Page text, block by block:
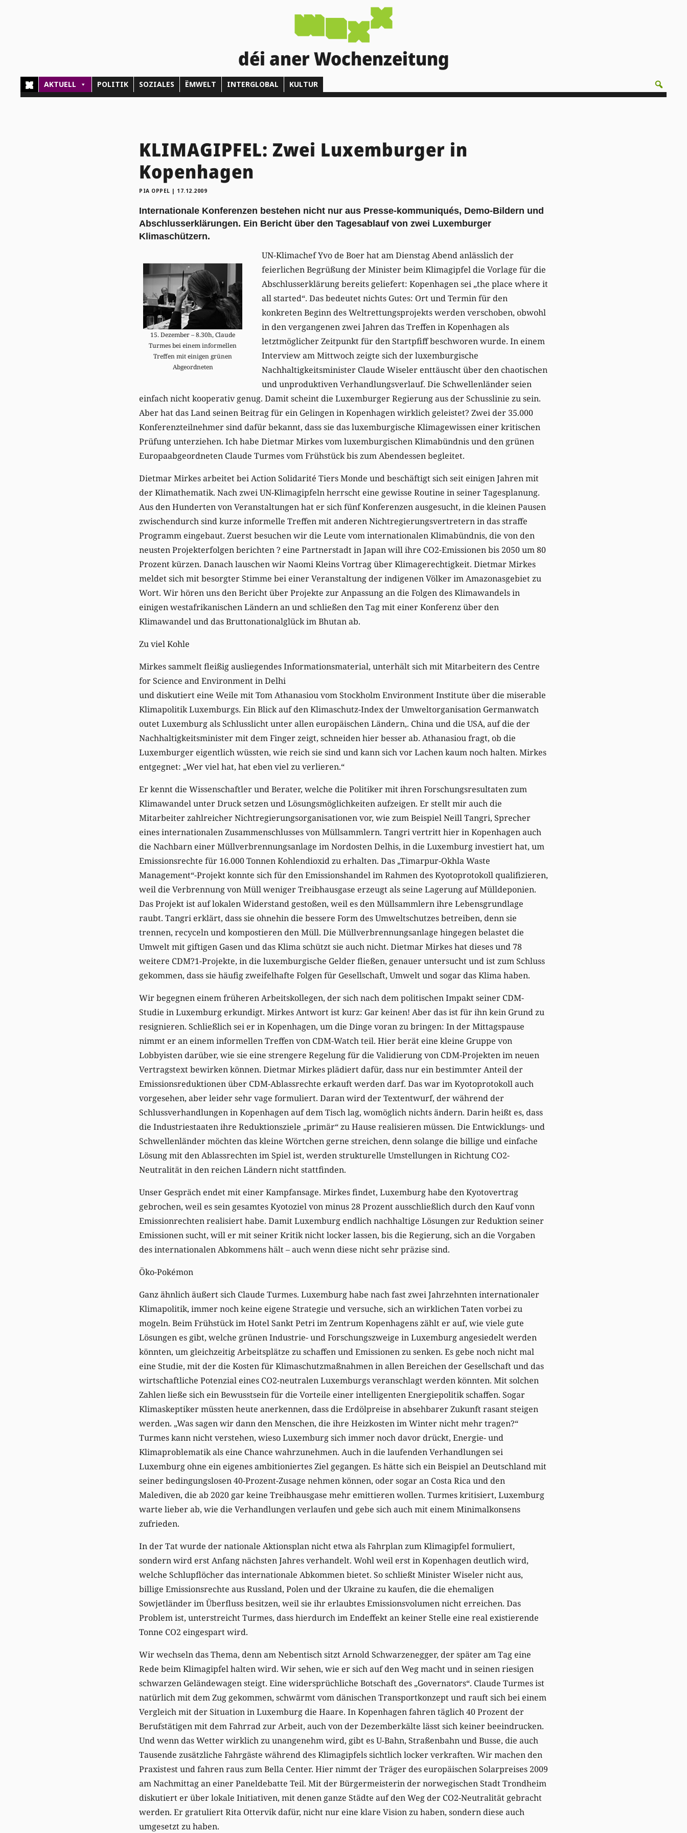
déi aner Wochenzeitung
AKTUELL POLITIK SOZIALES ËMWELT INTERGLOBAL KULTUR
KLIMAGIPFEL: Zwei Luxemburger in
Kopenhagen
PIA OPPEL | 17.12.2009
Internationale Konferenzen bestehen nicht nur aus Presse-kommuniqués, Demo-Bildern und
Abschlusserklärungen. Ein Bericht über den Tagesablauf von zwei Luxemburger
Klimaschützern.
15. Dezember – 8.30h, Claude
Turmes bei einem informellen
Treffen mit einigen grünen
Abgeordneten
UN-Klimachef Yvo de Boer hat am Dienstag Abend anlässlich der
feierlichen Begrüßung der Minister beim Klimagipfel die Vorlage für die
Abschlusserklärung bereits geliefert: Kopenhagen sei „the place where it
all started“. Das bedeutet nichts Gutes: Ort und Termin für den
konkreten Beginn des Weltrettungsprojekts werden verschoben, obwohl
in den vergangenen zwei Jahren das Treffen in Kopenhagen als
letztmöglicher Zeitpunkt für den Startpfiff beschworen wurde. In einem
Interview am Mittwoch zeigte sich der luxemburgische
Nachhaltigkeitsminister Claude Wiseler enttäuscht über den chaotischen
und unproduktiven Verhandlungsverlauf. Die Schwellenländer seien
einfach nicht kooperativ genug. Damit scheint die Luxemburger Regierung aus der Schusslinie zu sein.
Aber hat das Land seinen Beitrag für ein Gelingen in Kopenhagen wirklich geleistet? Zwei der 35.000
Konferenzteilnehmer sind dafür bekannt, dass sie das luxemburgische Klimagewissen einer kritischen
Prüfung unterziehen. Ich habe Dietmar Mirkes vom luxemburgischen Klimabündnis und den grünen
Europaabgeordneten Claude Turmes vom Frühstück bis zum Abendessen begleitet.
Dietmar Mirkes arbeitet bei Action Solidarité Tiers Monde und beschäftigt sich seit einigen Jahren mit
der Klimathematik. Nach zwei UN-Klimagipfeln herrscht eine gewisse Routine in seiner Tagesplanung.
Aus den Hunderten von Veranstaltungen hat er sich fünf Konferenzen ausgesucht, in die kleinen Pausen
zwischendurch sind kurze informelle Treffen mit anderen Nichtregierungsvertretern in das straffe
Programm eingebaut. Zuerst besuchen wir die Leute vom internationalen Klimabündnis, die von den
neusten Projekterfolgen berichten ? eine Partnerstadt in Japan will ihre CO2-Emissionen bis 2050 um 80
Prozent kürzen. Danach lauschen wir Naomi Kleins Vortrag über Klimagerechtigkeit. Dietmar Mirkes
meldet sich mit besorgter Stimme bei einer Veranstaltung der indigenen Völker im Amazonasgebiet zu
Wort. Wir hören uns den Bericht über Projekte zur Anpassung an die Folgen des Klimawandels in
einigen westafrikanischen Ländern an und schließen den Tag mit einer Konferenz über den
Klimawandel und das Bruttonationalglück im Bhutan ab.
Zu viel Kohle
Mirkes sammelt fleißig ausliegendes Informationsmaterial, unterhält sich mit Mitarbeitern des Centre
for Science and Environment in Delhi
und diskutiert eine Weile mit Tom Athanasiou vom Stockholm Environment Institute über die miserable
Klimapolitik Luxemburgs. Ein Blick auf den Klimaschutz-Index der Umweltorganisation Germanwatch
outet Luxemburg als Schlusslicht unter allen europäischen Ländern,. China und die USA, auf die der
Nachhaltigkeitsminister mit dem Finger zeigt, schneiden hier besser ab. Athanasiou fragt, ob die
Luxemburger eigentlich wüssten, wie reich sie sind und kann sich vor Lachen kaum noch halten. Mirkes
entgegnet: „Wer viel hat, hat eben viel zu verlieren.“
Er kennt die Wissenschaftler und Berater, welche die Politiker mit ihren Forschungsresultaten zum
Klimawandel unter Druck setzen und Lösungsmöglichkeiten aufzeigen. Er stellt mir auch die
Mitarbeiter zahlreicher Nichtregierungsorganisationen vor, wie zum Beispiel Neill Tangri, Sprecher
eines internationalen Zusammenschlusses von Müllsammlern. Tangri vertritt hier in Kopenhagen auch
die Nachbarn einer Müllverbrennungsanlage im Nordosten Delhis, in die Luxemburg investiert hat, um
Emissionsrechte für 16.000 Tonnen Kohlendioxid zu erhalten. Das „Timarpur-Okhla Waste
Management“-Projekt konnte sich für den Emissionshandel im Rahmen des Kyotoprotokoll qualifizieren,
weil die Verbrennung von Müll weniger Treibhausgase erzeugt als seine Lagerung auf Mülldeponien.
Das Projekt ist auf lokalen Widerstand gestoßen, weil es den Müllsammlern ihre Lebensgrundlage
raubt. Tangri erklärt, dass sie ohnehin die bessere Form des Umweltschutzes betreiben, denn sie
trennen, recyceln und kompostieren den Müll. Die Müllverbrennungsanlage hingegen belastet die
Umwelt mit giftigen Gasen und das Klima schützt sie auch nicht. Dietmar Mirkes hat dieses und 78
weitere CDM?1-Projekte, in die luxemburgische Gelder fließen, genauer untersucht und ist zum Schluss
gekommen, dass sie häufig zweifelhafte Folgen für Gesellschaft, Umwelt und sogar das Klima haben.
Wir begegnen einem früheren Arbeitskollegen, der sich nach dem politischen Impakt seiner CDM-
Studie in Luxemburg erkundigt. Mirkes Antwort ist kurz: Gar keinen! Aber das ist für ihn kein Grund zu
resignieren. Schließlich sei er in Kopenhagen, um die Dinge voran zu bringen: In der Mittagspause
nimmt er an einem informellen Treffen von CDM-Watch teil. Hier berät eine kleine Gruppe von
Lobbyisten darüber, wie sie eine strengere Regelung für die Validierung von CDM-Projekten im neuen
Vertragstext bewirken können. Dietmar Mirkes plädiert dafür, dass nur ein bestimmter Anteil der
Emissionsreduktionen über CDM-Ablassrechte erkauft werden darf. Das war im Kyotoprotokoll auch
vorgesehen, aber leider sehr vage formuliert. Daran wird der Textentwurf, der während der
Schlussverhandlungen in Kopenhagen auf dem Tisch lag, womöglich nichts ändern. Darin heißt es, dass
die Industriestaaten ihre Reduktionsziele „primär“ zu Hause realisieren müssen. Die Entwicklungs- und
Schwellenländer möchten das kleine Wörtchen gerne streichen, denn solange die billige und einfache
Lösung mit den Ablassrechten im Spiel ist, werden strukturelle Umstellungen in Richtung CO2-
Neutralität in den reichen Ländern nicht stattfinden.
Unser Gespräch endet mit einer Kampfansage. Mirkes findet, Luxemburg habe den Kyotovertrag
gebrochen, weil es sein gesamtes Kyotoziel von minus 28 Prozent ausschließlich durch den Kauf vonn
Emissionrechten realisiert habe. Damit Luxemburg endlich nachhaltige Lösungen zur Reduktion seiner
Emissionen sucht, will er mit seiner Kritik nicht locker lassen, bis die Regierung, sich an die Vorgaben
des internationalen Abkommens hält – auch wenn diese nicht sehr präzise sind.
Öko-Pokémon
Ganz ähnlich äußert sich Claude Turmes. Luxemburg habe nach fast zwei Jahrzehnten internationaler
Klimapolitik, immer noch keine eigene Strategie und versuche, sich an wirklichen Taten vorbei zu
mogeln. Beim Frühstück im Hotel Sankt Petri im Zentrum Kopenhagens zählt er auf, wie viele gute
Lösungen es gibt, welche grünen Industrie- und Forschungszweige in Luxemburg angesiedelt werden
könnten, um gleichzeitig Arbeitsplätze zu schaffen und Emissionen zu senken. Es gebe noch nicht mal
eine Studie, mit der die Kosten für Klimaschutzmaßnahmen in allen Bereichen der Gesellschaft und das
wirtschaftliche Potenzial eines CO2-neutralen Luxemburgs veranschlagt werden könnten. Mit solchen
Zahlen ließe sich ein Bewusstsein für die Vorteile einer intelligenten Energiepolitik schaffen. Sogar
Klimaskeptiker müssten heute anerkennen, dass die Erdölpreise in absehbarer Zukunft rasant steigen
werden. „Was sagen wir dann den Menschen, die ihre Heizkosten im Winter nicht mehr tragen?“
Turmes kann nicht verstehen, wieso Luxemburg sich immer noch davor drückt, Energie- und
Klimaproblematik als eine Chance wahrzunehmen. Auch in die laufenden Verhandlungen sei
Luxemburg ohne ein eigenes ambitioniertes Ziel gegangen. Es hätte sich ein Beispiel an Deutschland mit
seiner bedingungslosen 40-Prozent-Zusage nehmen können, oder sogar an Costa Rica und den
Malediven, die ab 2020 gar keine Treibhausgase mehr emittieren wollen. Turmes kritisiert, Luxemburg
warte lieber ab, wie die Verhandlungen verlaufen und gebe sich auch mit einem Minimalkonsens
zufrieden.
In der Tat wurde der nationale Aktionsplan nicht etwa als Fahrplan zum Klimagipfel formuliert,
sondern wird erst Anfang nächsten Jahres verhandelt. Wohl weil erst in Kopenhagen deutlich wird,
welche Schlupflöcher das internationale Abkommen bietet. So schließt Minister Wiseler nicht aus,
billige Emissionsrechte aus Russland, Polen und der Ukraine zu kaufen, die die ehemaligen
Sowjetländer im Überfluss besitzen, weil sie ihr erlaubtes Emissionsvolumen nicht erreichen. Das
Problem ist, unterstreicht Turmes, dass hierdurch im Endeffekt an keiner Stelle eine real existierende
Tonne CO2 eingespart wird.
Wir wechseln das Thema, denn am Nebentisch sitzt Arnold Schwarzenegger, der später am Tag eine
Rede beim Klimagipfel halten wird. Wir sehen, wie er sich auf den Weg macht und in seinen riesigen
schwarzen Geländewagen steigt. Eine widersprüchliche Botschaft des „Governators“. Claude Turmes ist
natürlich mit dem Zug gekommen, schwärmt vom dänischen Transportkonzept und rauft sich bei einem
Vergleich mit der Situation in Luxemburg die Haare. In Kopenhagen fahren täglich 40 Prozent der
Berufstätigen mit dem Fahrrad zur Arbeit, auch von der Dezemberkälte lässt sich keiner beeindrucken.
Und wenn das Wetter wirklich zu unangenehm wird, gibt es U-Bahn, Straßenbahn und Busse, die auch
Tausende zusätzliche Fahrgäste während des Klimagipfels sichtlich locker verkraften. Wir machen den
Praxistest und fahren raus zum Bella Center. Hier nimmt der Träger des europäischen Solarpreises 2009
am Nachmittag an einer Paneldebatte Teil. Mit der Bürgermeisterin der norwegischen Stadt Trondheim
diskutiert er über lokale Initiativen, mit denen ganze Städte auf den Weg der CO2-Neutralität gebracht
werden. Er gratuliert Rita Ottervik dafür, nicht nur eine klare Vision zu haben, sondern diese auch
umgesetzt zu haben.